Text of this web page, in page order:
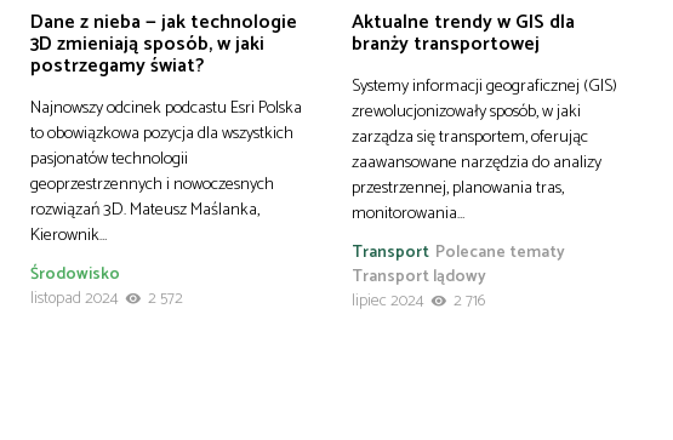
Dane z nieba — jak technologie
3D zmieniają sposób, w jaki
postrzegamy świat?
Najnowszy odcinek podcastu Esri Polska
to obowiązkowa pozycja dla wszystkich
pasjonatów technologii
geoprzestrzennych i nowoczesnych
rozwiązań 3D. Mateusz Maślanka,
Kierownik…
Środowisko
listopad 2024
2 572
Aktualne trendy w GIS dla
branży transportowej
Systemy informacji geograficznej (GIS)
zrewolucjonizowały sposób, w jaki
zarządza się transportem, oferując
zaawansowane narzędzia do analizy
przestrzennej, planowania tras,
monitorowania…
Polecane tematy
Transport
Transport lądowy
lipiec 2024
2 716